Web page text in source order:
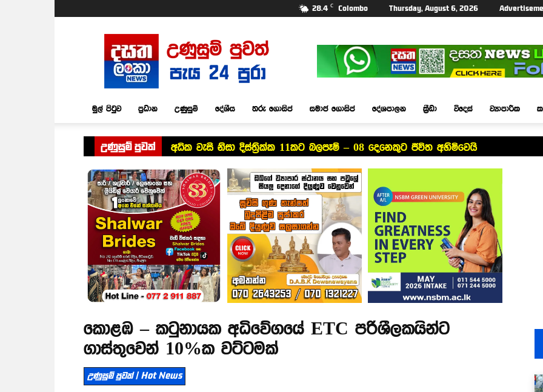
28.4 C Colombo Thursday, August 6, 2026
Dasatha
Lanka
News
මුල් පිටුව ප්‍රධාන උණුසුම් දේශීය තරු ගොසිප් සමාජ ගොසිප් දේශපාලන ක්‍රීඩා විදෙස් ව්‍යාපාරික
උණුසුම් පුවත් අධික වැසි නිසා දිස්ත්‍රික්ක 11කට බලපෑම් – 08 දෙනෙකුට ජීවිත අහිමිවෙයි
කොළඹ – කටුනායක අධිවේගයේ ETC පරිශීලකයින්ට
ගාස්තුවෙන් 10%ක වට්ටමක්
උණුසුම් පුවත් | Hot News